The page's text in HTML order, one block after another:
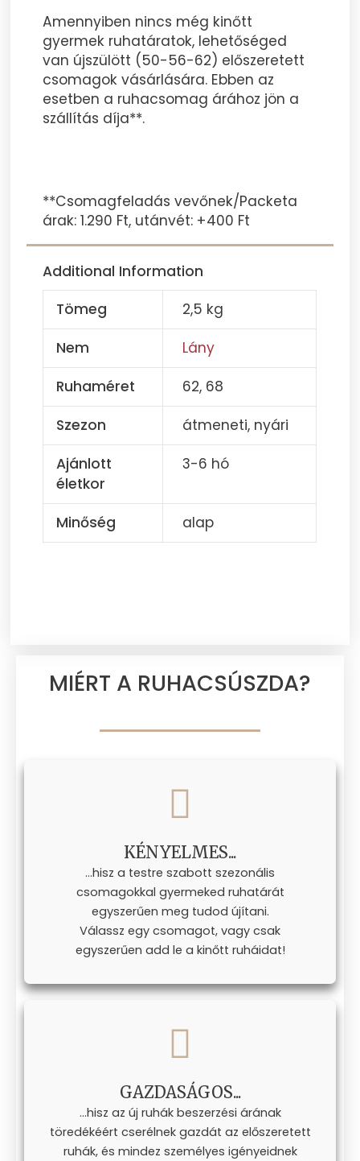
Amennyiben nincs még kinőtt
gyermek ruhatáratok, lehetőséged
van újszülött (50-56-62) előszeretett
csomagok vásárlására. Ebben az
esetben a ruhacsomag árához jön a
szállítás díja**.
**Csomagfeladás vevőnek/Packeta
árak: 1.290 Ft, utánvét: +400 Ft
Additional Information
Tömeg
2,5 kg
Nem
Lány
Ruhaméret
62, 68
Szezon
átmeneti, nyári
Ajánlott
életkor
3-6 hó
Minőség alap
MIÉRT A RUHACSÚSZDA?
KÉNYELMES...
...hisz a testre szabott szezonális
csomagokkal gyermeked ruhatárát
egyszerűen meg tudod újítani.
Válassz egy csomagot, vagy csak
egyszerűen add le a kinőtt ruháidat!
GAZDASÁGOS...
...hisz az új ruhák beszerzési árának
töredékéért cserélnek gazdát az előszeretett
ruhák, és mindez személyes igényeidnek